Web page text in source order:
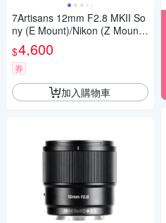
7Artisans 12mm F2.8 MKII So
ny (E Mount)/Nikon (Z Mount)
公司貨
$4,600
券
加入購物車